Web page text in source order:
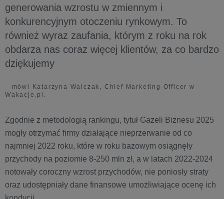
generowania wzrostu w zmiennym i
konkurencyjnym otoczeniu rynkowym. To
również wyraz zaufania, którym z roku na rok
obdarza nas coraz więcej klientów, za co bardzo
dziękujemy
– mówi Katarzyna Walczak, Chief Marketing Officer w
Wakacje.pl.
Zgodnie z metodologią rankingu, tytuł Gazeli Biznesu 2025
mogły otrzymać firmy działające nieprzerwanie od co
najmniej 2022 roku, które w roku bazowym osiągnęły
przychody na poziomie 8-250 mln zł, a w latach 2022-2024
notowały coroczny wzrost przychodów, nie poniosły straty
oraz udostępniały dane finansowe umożliwiające ocenę ich